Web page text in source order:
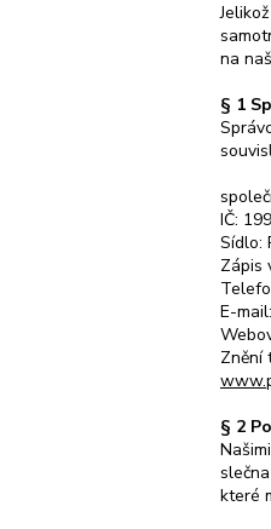
na
§ 1
IČ:
Sídlo:
Zápis
E-mail:
Znění
§ 2
které